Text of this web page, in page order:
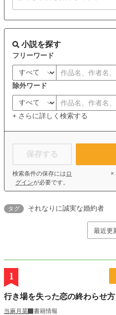
小説を探す
フリーワード
除外ワード
+ さらに詳しく検索する
保存する
検索条件の保存には ロ
グインが必要です。
×
タグ それなりに誠実な婚約者
1
行き場を失った恋の終わらせ方
当麻月菜
書籍情報